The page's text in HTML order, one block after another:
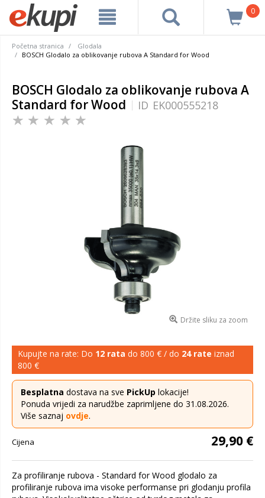
0
Početna stranica
Glodala
BOSCH Glodalo za oblikovanje rubova A Standard for Wood
BOSCH Glodalo za oblikovanje rubova A
Standard for Wood
ID EK000555218
Držite sliku za zoom
Kupujte na rate: Do 12 rata do 800 € / do 24 rate iznad
800 €
Besplatna dostava na sve PickUp lokacije!
Ponuda vrijedi za narudžbe zaprimljene do 31.08.2026.
Više saznaj ovdje.
Cijena 29,90 €
Za profiliranje rubova - Standard for Wood glodalo za
profiliranje rubova ima visoke performanse pri glodanju profila